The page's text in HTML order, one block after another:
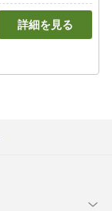
詳細を見る